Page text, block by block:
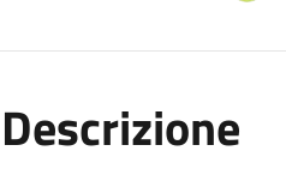
Descrizione